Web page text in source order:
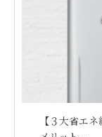
【３大省エ